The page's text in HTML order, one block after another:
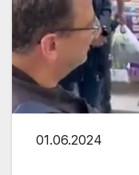
01.06.2024